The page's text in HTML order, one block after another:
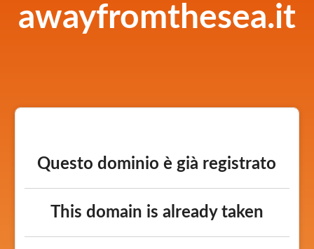
awayfromthesea.it
Questo dominio è già registrato
This domain is already taken